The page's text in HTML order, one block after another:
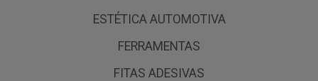
ESTÉTICA AUTOMOTIVA
FERRAMENTAS
FITAS ADESIVAS